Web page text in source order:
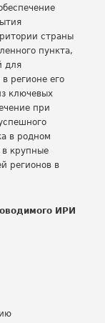
страны
пункта,
для
регионе его
ключевых
при
в родном
крупные
регионов в
ИРИ